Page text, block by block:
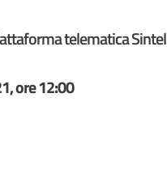
telematica Sintel
ore 12:00